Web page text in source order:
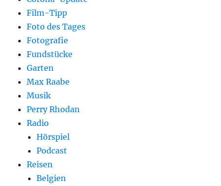
Film-Tipp
Foto des Tages
Fotografie
Fundstücke
Garten
Max Raabe
Musik
Perry Rhodan
Radio
Hörspiel
Podcast
Reisen
Belgien